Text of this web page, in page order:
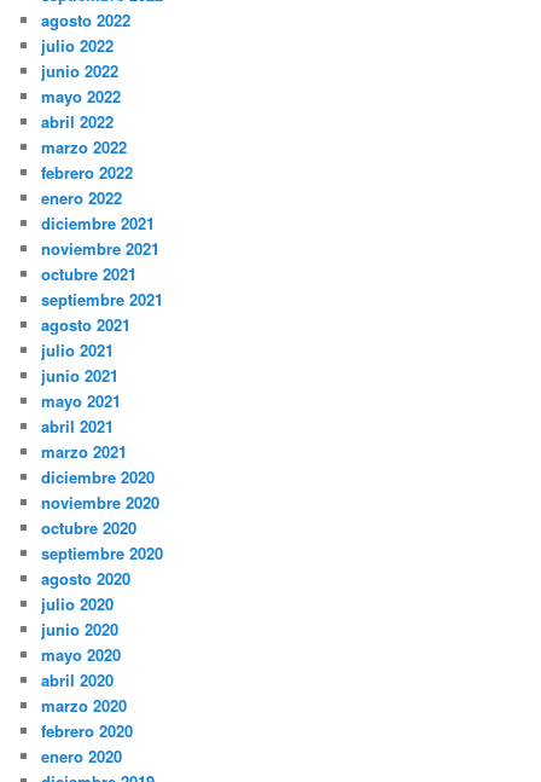
agosto 2022
julio 2022
junio 2022
mayo 2022
abril 2022
marzo 2022
febrero 2022
enero 2022
diciembre 2021
noviembre 2021
octubre 2021
septiembre 2021
agosto 2021
julio 2021
junio 2021
mayo 2021
abril 2021
marzo 2021
diciembre 2020
noviembre 2020
octubre 2020
septiembre 2020
agosto 2020
julio 2020
junio 2020
mayo 2020
abril 2020
marzo 2020
febrero 2020
enero 2020